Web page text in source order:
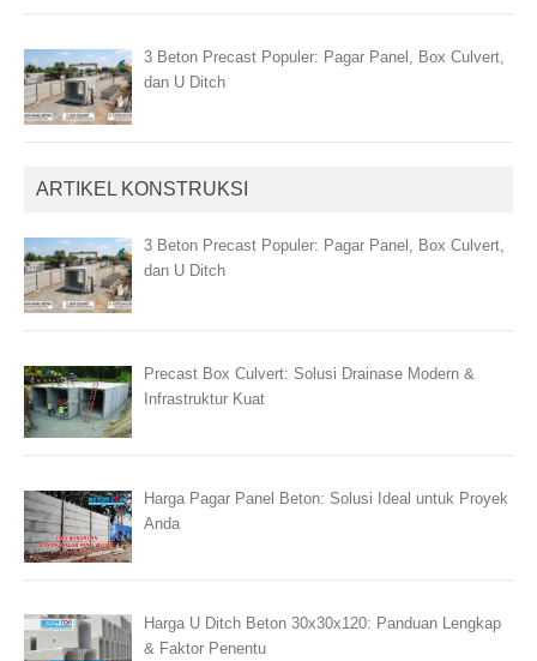
3 Beton Precast Populer: Pagar Panel, Box Culvert,
dan U Ditch
ARTIKEL KONSTRUKSI
3 Beton Precast Populer: Pagar Panel, Box Culvert,
dan U Ditch
Precast Box Culvert: Solusi Drainase Modern &
Infrastruktur Kuat
Harga Pagar Panel Beton: Solusi Ideal untuk Proyek
Anda
Harga U Ditch Beton 30x30x120: Panduan Lengkap
& Faktor Penentu